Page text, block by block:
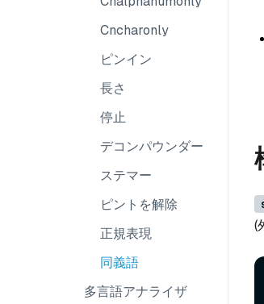
Cncharonly
ピンイン
長さ
停止
デコンパウンダー
ステマー
ピントを解除
正規表現
同義語
多言語アナライザ
(